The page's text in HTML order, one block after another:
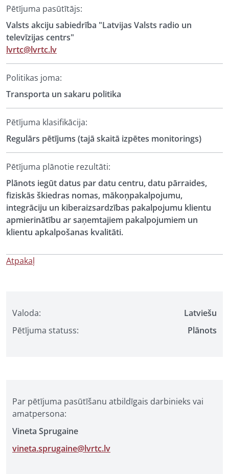
Valoda:
Latviešu
Pētījuma statuss:
Plānots
Par pētījuma pasūtīšanu atbildīgais darbinieks vai
amatpersona:
Vineta Sprugaine
vineta.sprugaine@lvrtc.lv
Pētījuma pasūtītājs:
Valsts akciju sabiedrība "Latvijas Valsts radio un
televīzijas centrs"
lvrtc@lvrtc.lv
Politikas joma:
Transporta un sakaru politika
Pētījuma klasifikācija:
Regulārs pētījums (tajā skaitā izpētes monitorings)
Pētījuma plānotie rezultāti:
Plānots iegūt datus par datu centru, datu pārraides,
fiziskās škiedras nomas, mākoņpakalpojumu,
integrāciju un kiberaizsardzības pakalpojumu klientu
apmierinātību ar saņemtajiem pakalpojumiem un
klientu apkalpošanas kvalitāti.
Atpakaļ